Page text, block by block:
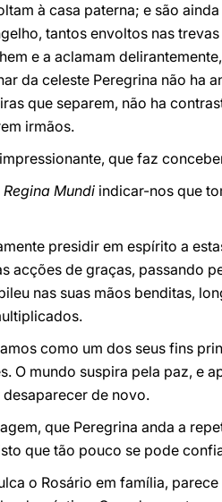
à casa paterna; e são
tantos envoltos nas
e a aclamam
da celeste Peregrina não ha
que separem, não ha
irmãos.
que faz
Regina Mundi indicar-nos que
presidir em espírito a
acções de graças, passando
nas suas mãos benditas,
como um dos seus fins
O mundo suspira pela paz, e
de novo.
que Peregrina anda a
que tão pouco se pode
o Rosário em fa­mília,